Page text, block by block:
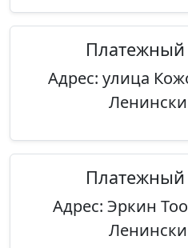
Платежный
Адрес: улица
Платежный
Адрес: Эркин